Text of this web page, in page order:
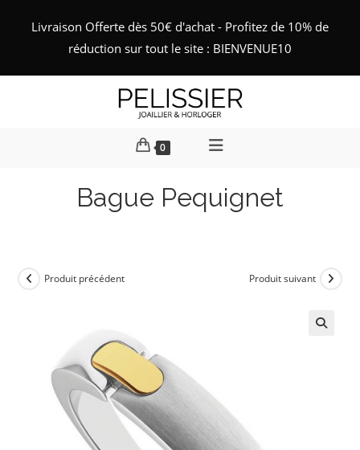
Livraison Offerte dès 50€ d'achat - Profitez de 10% de
réduction sur tout le site : BIENVENUE10
0
Bague Pequignet
Produit précédent Produit suivant